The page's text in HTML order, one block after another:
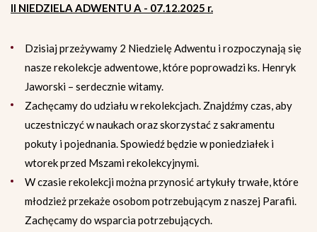
II NIEDZIELA ADWENTU A - 07.12.2025 r.
Dzisiaj przeżywamy 2 Niedzielę Adwentu i rozpoczynają się
nasze rekolekcje adwentowe, które poprowadzi ks. Henryk
Jaworski – serdecznie witamy.
Zachęcamy do udziału w rekolekcjach. Znajdźmy czas, aby
uczestniczyć w naukach oraz skorzystać z sakramentu
pokuty i pojednania. Spowiedź będzie w poniedziałek i
wtorek przed Mszami rekolekcyjnymi.
W czasie rekolekcji można przynosić artykuły trwałe, które
młodzież przekaże osobom potrzebującym z naszej Parafii.
Zachęcamy do wsparcia potrzebujących.